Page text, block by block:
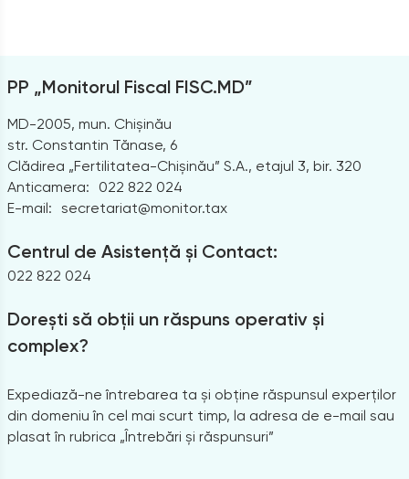
PP „Monitorul Fiscal FISC.MD”
MD-2005, mun. Chișinău
str. Constantin Tănase, 6
Clădirea „Fertilitatea-Chișinău” S.A., etajul 3, bir. 320
Anticamera:
022 822 024
E-mail: secretariat@monitor.tax
Centrul de Asistență și Contact:
022 822 024
Dorești să obții un răspuns operativ și
complex?
Expediază-ne întrebarea ta și obține răspunsul experților
din domeniu în cel mai scurt timp, la adresa de e-mail sau
plasat în rubrica „Întrebări și răspunsuri”